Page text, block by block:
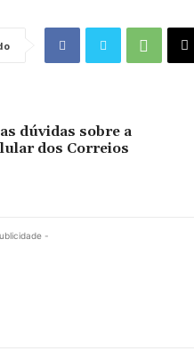
dúvidas sobre a
dos Correios
-